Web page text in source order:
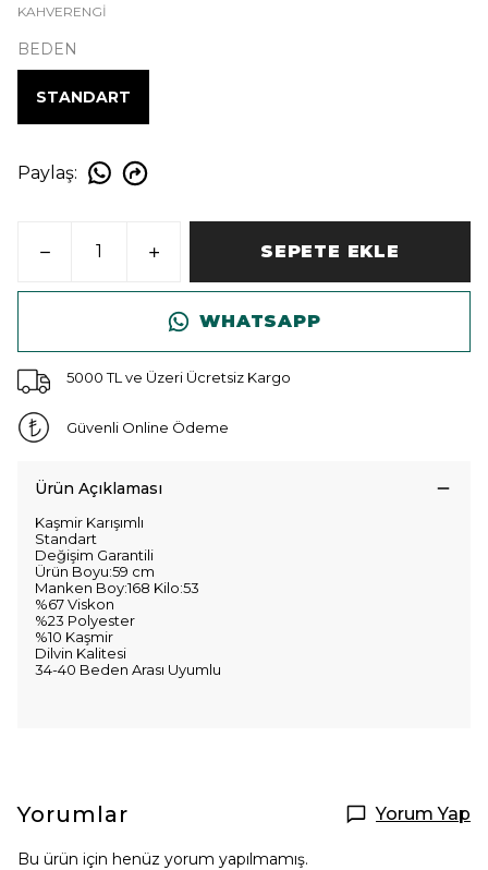
KAHVERENGİ
BEDEN
STANDART
Paylaş:
SEPETE EKLE
WHATSAPP
5000 TL ve Üzeri Ücretsiz Kargo
Güvenli Online Ödeme
Ürün Açıklaması
Kaşmir Karışımlı
Standart
Değişim Garantili
Ürün Boyu:59 cm
Manken Boy:168 Kilo:53
%67 Viskon
%23 Polyester
%10 Kaşmir
Dilvin Kalitesi
34-40 Beden Arası Uyumlu
Yorumlar Yorum Yap
Bu ürün için henüz yorum yapılmamış.